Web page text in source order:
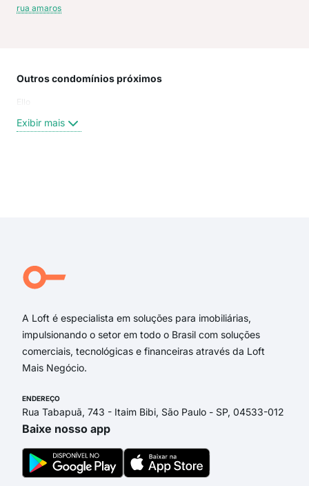
rua amaros
Outros condomínios próximos
Ello
Exibir mais
A Loft é especialista em soluções para imobiliárias,
impulsionando o setor em todo o Brasil com soluções
comerciais, tecnológicas e financeiras através da Loft
Mais Negócio.
ENDEREÇO
Rua Tabapuã, 743 - Itaim Bibi, São Paulo - SP, 04533-012
Baixe nosso app